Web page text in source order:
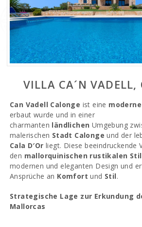
VILLA CA´N VADELL,
Can Vadell Calonge ist eine
erbaut wurde und in einer
charmanten ländlichen Umgebung
malerischen Stadt Calonge und der
Cala D′Or liegt. Diese beeindruckende
den mallorquinischen rustikalen Stil
modernen und eleganten Design und
Ansprüche an Komfort und Stil.
Strategische Lage zur Erkundung
Mallorcas